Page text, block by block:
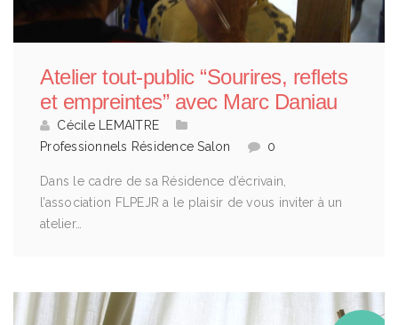
Atelier tout-public “Sourires, reflets
et empreintes” avec Marc Daniau
Cécile LEMAITRE
Professionnels Résidence Salon 0
Dans le cadre de sa Résidence d’écrivain,
l’association FLPEJR a le plaisir de vous inviter à un
atelier…